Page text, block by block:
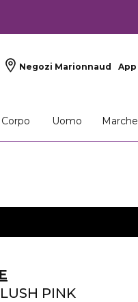
Negozi Marionnaud App
Corpo Uomo Marche
PINK